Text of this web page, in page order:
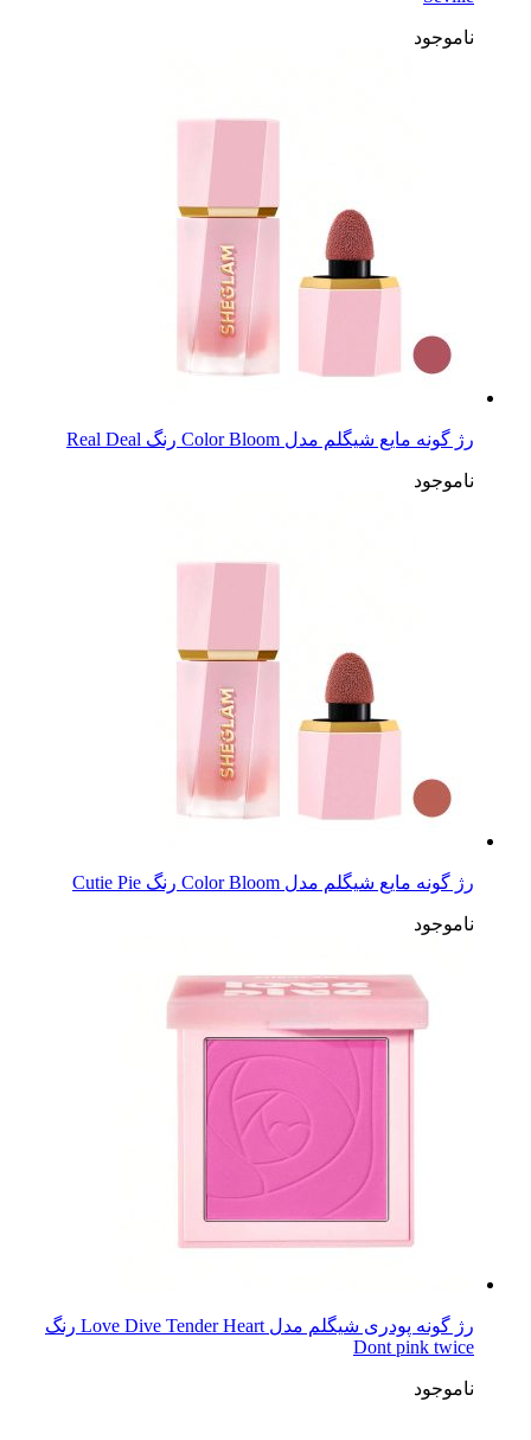
ناموجود
رژ گونه مایع شیگلم مدل Color Bloom رنگ Real Deal
ناموجود
رژ گونه مایع شیگلم مدل Color Bloom رنگ Cutie Pie
ناموجود
رژ گونه پودری شیگلم مدل Love Dive Tender Heart رنگ
Dont pink twice
ناموجود